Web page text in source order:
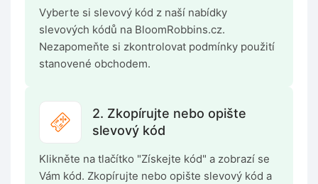
Vyberte si slevový kód z naší nabídky
slevových kódů na BloomRobbins.cz.
Nezapomeňte si zkontrolovat podmínky použití
stanovené obchodem.
2. Zkopírujte nebo opište
slevový kód
Klikněte na tlačítko "Získejte kód" a zobrazí se
Vám kód. Zkopírujte nebo opište slevový kód a